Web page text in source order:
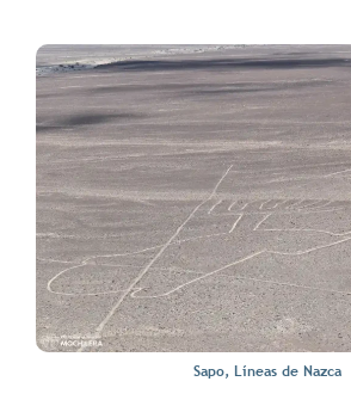
Sapo, Líneas de Nazca